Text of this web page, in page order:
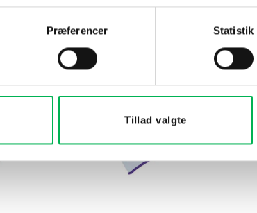
Præferencer Statistik
Tillad valgte
DU KUNNE OGSÅ VÆRE